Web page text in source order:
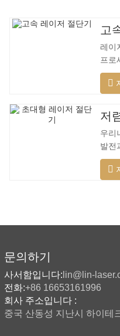
레이
프로
한 재
행
나은
습
지.
할
반응
며 레
우리
발전
류가
단
개발
대한
라
문의하기
사서함입니다: lin@lin-
전화:+86 16653161996
회사 주소입니다 :
중국 산동성 지난시 하이테